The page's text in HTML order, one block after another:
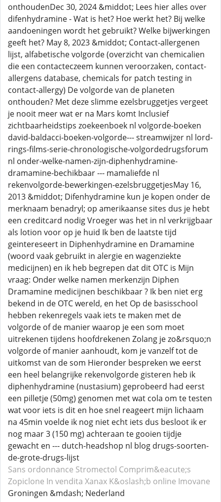
onthoudenDec 30, 2024 &middot; Lees hier alles over
difenhydramine - Wat is het? Hoe werkt het? Bij welke
aandoeningen wordt het gebruikt? Welke bijwerkingen
geeft het? May 8, 2023 &middot; Contact-allergenen
lijst, alfabetische volgorde (overzicht van chemicalien
die een contacteczeem kunnen veroorzaken, contact-
allergens database, chemicals for patch testing in
contact-allergy) De volgorde van de planeten
onthouden? Met deze slimme ezelsbruggetjes vergeet
je nooit meer wat er na Mars komt Inclusief
zichtbaarheidstips zoekeenboek nl volgorde-boeken
david-baldacci-boeken-volgorde--- streamwijzer nl lord-
rings-films-serie-chronologische-volgordedrugsforum
nl onder-welke-namen-zijn-diphenhydramine-
dramamine-bechikbaar --- mamaliefde nl
rekenvolgorde-bewerkingen-ezelsbruggetjesMay 16,
2013 &middot; Difenhydramine kun je kopen onder de
merknaam benadryl; op amerikaanse sites dus je hebt
een creditcard nodig Vroeger was het in nl verkrijgbaar
als lotion voor op je huid Ik ben de laatste tijd
geintereseert in Diphenhydramine en Dramamine
(woord vaak gebruikt in alergie en wagenziekte
medicijnen) en ik heb begrepen dat dit OTC is Mijn
vraag: Onder welke namen merkenzijn Diphen
Dramamine medicijnen beschikbaar ? Ik ben niet erg
bekend in de OTC wereld, en het Op de basisschool
hebben rekenregels vaak iets te maken met de
volgorde of de manier waarop je een som moet
uitrekenen tijdens hoofdrekenen Zolang je zo&rsquo;n
volgorde of manier aanhoudt, kom je vanzelf tot de
uitkomst van de som Hieronder bespreken we eerst
een heel belangrijke rekenvolgorde gisteren heb ik
diphenhydramine (nustasium) geprobeerd had eerst
een pilletje (50mg) genomen met wat cola om te testen
wat voor iets is dit en hoe snel reageert mijn lichaam
na 45min voelde ik nog niet echt iets dus besloot ik er
nog maar 3 (150 mg) achteraan te gooien tijdje
gewacht en --- dutch-headshop nl blog drugs-soorten-
de-grote-drugs-lijst
Sans ordonnance Stromectol Comprim&eacute;s
Zopiclone In vendita Xanax K&oslash;b online Imovane
Groningen &mdash; Nederland